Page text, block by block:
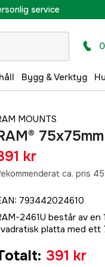
service
Bygg & Verktyg
MOUNTS
kr
ca. pris
: 793442024610
2461U består av en
platta med ett
: 391 kr